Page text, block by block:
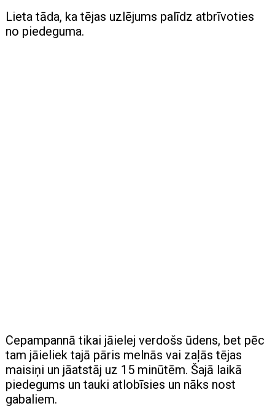
Lieta tāda, ka tējas uzlējums palīdz atbrīvoties
no piedeguma.
Cepampannā tikai jāielej verdošs ūdens, bet pēc
tam jāieliek tajā pāris melnās vai zaļās tējas
maisiņi un jāatstāj uz 15 minūtēm. Šajā laikā
piedegums un tauki atlobīsies un nāks nost
gabaliem.